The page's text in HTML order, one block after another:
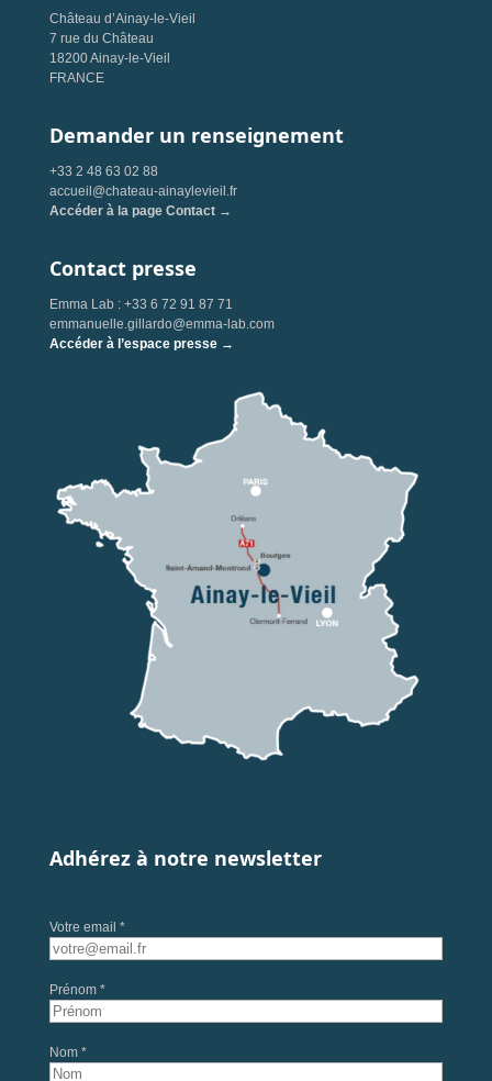
Château d’Ainay-le-Vieil
7 rue du Château
18200 Ainay-le-Vieil
FRANCE
Demander un renseignement
+33 2 48 63 02 88
accueil@chateau-ainaylevieil.fr
Accéder à la page Contact →
Contact presse
Emma Lab : +33 6 72 91 87 71
emmanuelle.gillardo@emma-lab.com
Accéder à l’espace presse →
Adhérez à notre newsletter
Votre email *
Prénom *
Nom *